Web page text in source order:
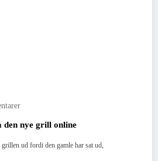
den nye grill online
ud fordi den gamle har sat ud,